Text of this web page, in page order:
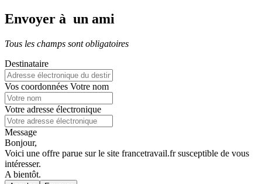
Envoyer à un ami
Tous les champs sont obligatoires
Destinataire
Vos coordonnées Votre nom
Votre adresse électronique
Message
Bonjour,
Voici une offre parue sur le site francetravail.fr susceptible de vous
intéresser.
A bientôt.